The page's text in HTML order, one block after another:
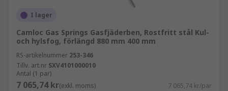
I lager
Camloc Gas Springs Gasfjäderben, Rostfritt stål Kul-
och hylsfog, förlängd 880 mm 400 mm
RS-artikelnummer 253-346
Tillv. art.nr SXV4101000010
Antal (1 par)
7 065,74 kr(exkl. moms) 7 065,74 kr/par